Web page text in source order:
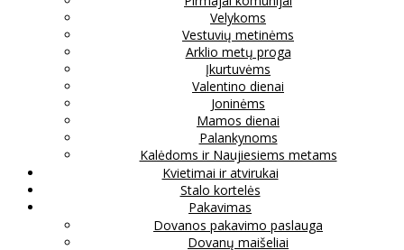
Velykoms
Vestuvių metinėms
Arklio metų proga
Įkurtuvėms
Valentino dienai
Joninėms
Mamos dienai
Palankynoms
Kalėdoms ir Naujiesiems metams
Kvietimai ir atvirukai
Stalo kortelės
Pakavimas
Dovanos pakavimo paslauga
Dovanų maišeliai